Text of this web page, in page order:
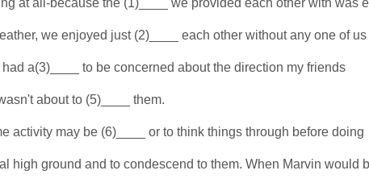
at all-because the (1)____ we provided each other with was
we enjoyed just (2)____ each other without any one of
a(3)____ to be concerned about the direction my friends
about to (5)____ them.
activity may be (6)____ or to think things through before doing
high ground and to condescend to them. When Marvin would